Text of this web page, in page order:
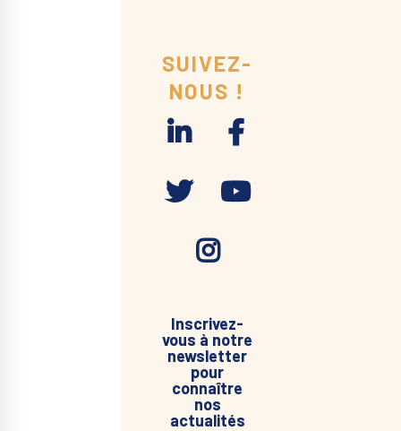
SUIVEZ-
NOUS !
Inscrivez-
vous à notre
newsletter
pour
connaître
nos
actualités